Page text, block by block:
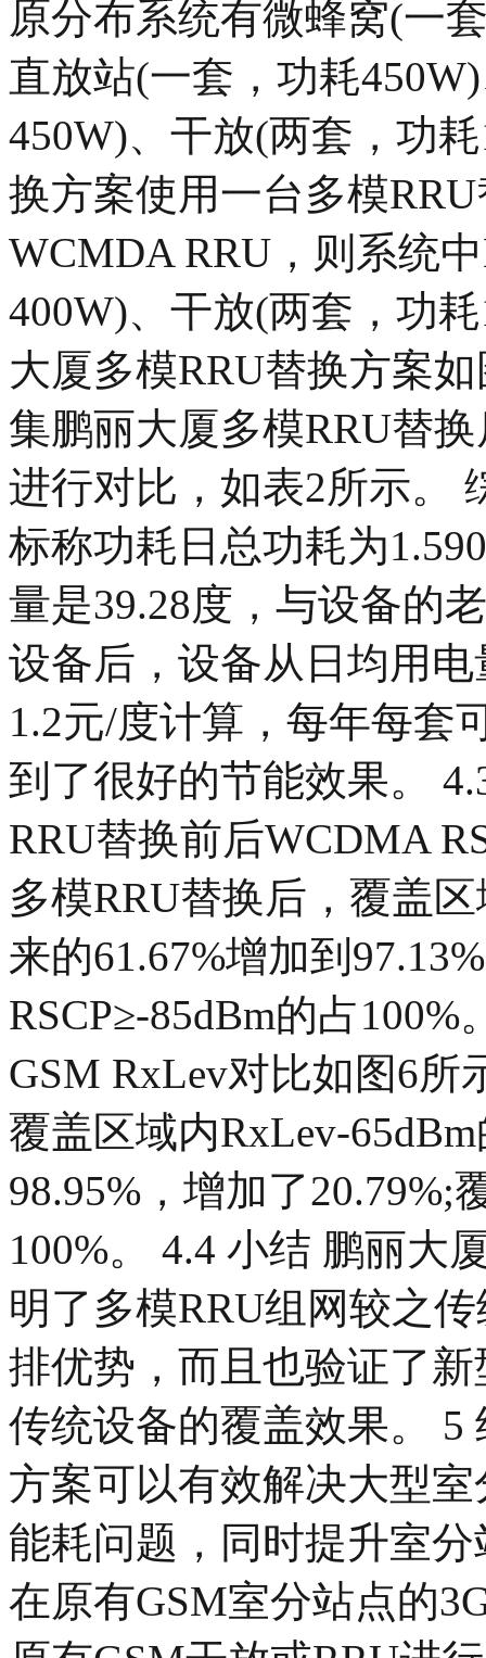
原分布系统有微蜂窝(一
直放站(一套，功耗
450W)、干放(两套，功
换方案使用一台多模
WCMDA RRU，则系统
400W)、干放(两套，功
大厦多模RRU替换方案
集鹏丽大厦多模RRU替
进行对比，如表2所示。
标称功耗日总功耗为
量是39.28度，与设备的
设备后，设备从日均用
1.2元/度计算，每年每套
到了很好的节能效果。
RRU替换前后WCDMA
多模RRU替换后，覆盖
来的61.67%增加到
RSCP≥-85dBm的占
GSM RxLev对比如图6所
覆盖区域内RxLev-
98.95%，增加了20.79%;
100%。 4.4 小结 鹏丽大
明了多模RRU组网较之
排优势，而且也验证了
传统设备的覆盖效果。 5
方案可以有效解决大型
能耗问题，同时提升室
在原有GSM室分站点的